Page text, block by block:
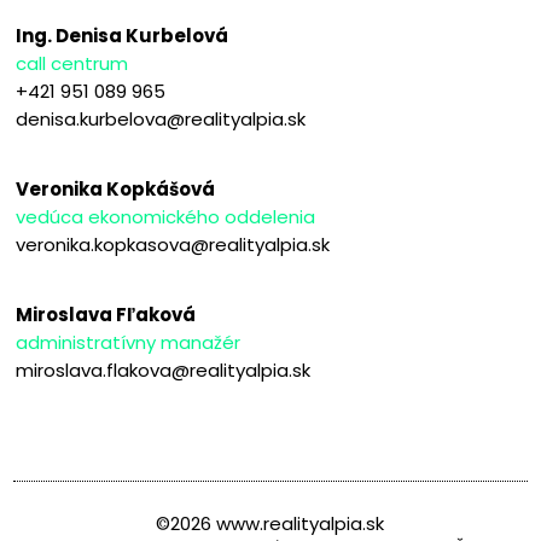
Ing. Denisa Kurbelová
call centrum
+421 951 089 965
denisa.kurbelova@realityalpia.sk
Veronika Kopkášová
vedúca ekonomického oddelenia
veronika.kopkasova@realityalpia.sk
Miroslava Fľaková
administratívny manažér
miroslava.flakova@realityalpia.sk
©2026 www.realityalpia.sk